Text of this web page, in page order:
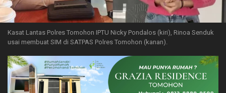
Kasat Lantas Polres Tomohon IPTU Nicky Pondalos (kiri), Rinoa Senduk
usai membuat SIM di SATPAS Polres Tomohon (kanan).